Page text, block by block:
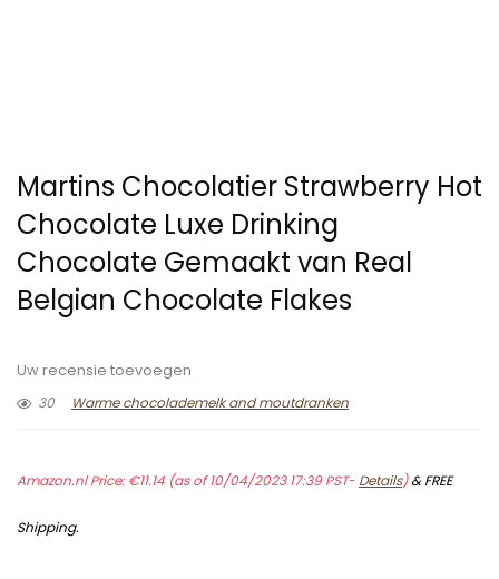
Martins Chocolatier Strawberry Hot
Chocolate Luxe Drinking
Chocolate Gemaakt van Real
Belgian Chocolate Flakes
Uw recensie toevoegen
30
Warme chocolademelk and moutdranken
Amazon.nl Price:€11.14 (as of 10/04/2023 17:39 PST- Details)&FREE
Shipping.